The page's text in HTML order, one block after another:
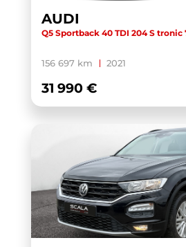
AUDI
Q5 Sportback 40 TDI 204 S tronic
156 697 km 2021
31 990 €